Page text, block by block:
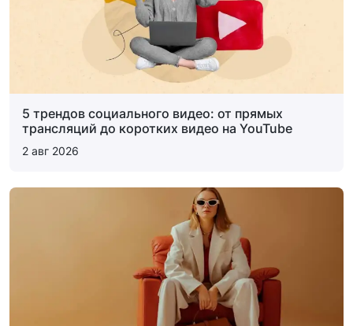
5 трендов социального видео: от прямых
трансляций до коротких видео на YouTube
2 авг 2026